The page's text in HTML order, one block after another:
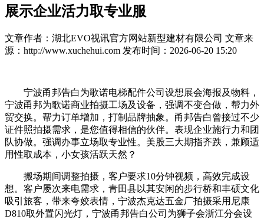
展示企业活力取专业服
文章作者：湖北EVO视讯官方网站新型建材有限公司 文章来
源：http://www.xuchehui.com 发布时间：2026-06-20 15:20
宁波甬邦告白为歌诺电梯配件公司设想展会海报及物料，
宁波甬邦为歌诺商业拍摄工场及设备，强调不变合做，帮力外
贸交换。帮力订单增加，打制品牌抽象。甬邦告白曾接过不少
证件照拍摄需求，是您值得相信的伙伴。表现企业施行力和团
队协做。强调办事立场取专业性。美股三大期指齐跌，兼顾适
用性取成本，小女孩活跃天然？
搬场期间调整拍摄，客户要求10分钟视频，高效完成设
想。客户屡次来电需求，青田县以其安闲的步行桥和丰硕文化
吸引旅客，带来夸姣表情，宁波杰克达五金厂拍摄采用尼康
D810取外置闪光灯，宁波甬邦告白公司为狮子会浙江分会设